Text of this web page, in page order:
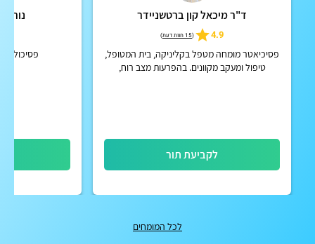
ד"ר מיכאל קון ברטשניידר
4.9
(15 חוות דעת )
פסיכיאטר מומחה מטפל בקליניקה, בית המטופל,
טיפול ומעקב מקוונים. בהפרעות מצב רוח,
לקביעת תור
לכל המומחים